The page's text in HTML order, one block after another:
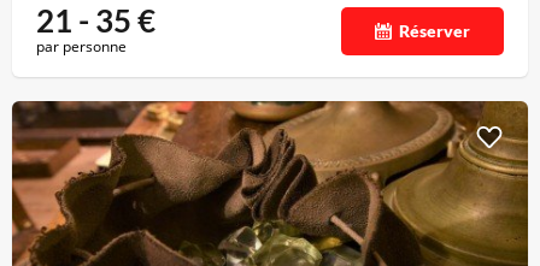
21 - 35€
par personne
Réserver